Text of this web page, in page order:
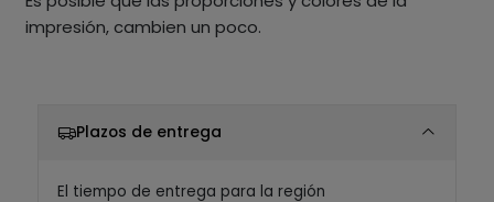
impresión, cambien un poco.
Plazos de entrega
El tiempo de entrega para la región